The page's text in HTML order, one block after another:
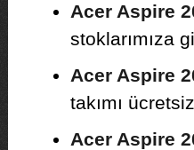
Acer Aspire
stoklarımıza
Acer Aspire
takımı
Acer Aspire